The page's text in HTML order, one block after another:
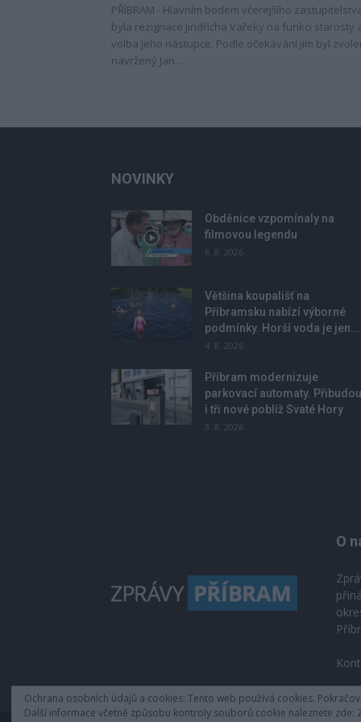
PŘÍBRAM - Hlavním bodem včerejšího
byla rezignace Jindřicha Vařeky na funkci starosty
volba jeho nástupce. Podle očekávání jím byl
navržený Jan...
NOVINKY
Obděnice vzpomínaly na
filmovou legendu
6. 8. 2026
Většina koupališť na
Příbramsku nabízí výborné
podmínky. Horší voda je jen...
4. 8. 2026
Příbram modernizuje
parkovací automaty. Přibudou
i tři nové poblíž Svaté Hory
3. 8. 2026
O
Ochrana osobních údajů a cookies: Tento web používá cookies.
Další informace včetně způsobu kontroly souborů cookie naleznete zde: